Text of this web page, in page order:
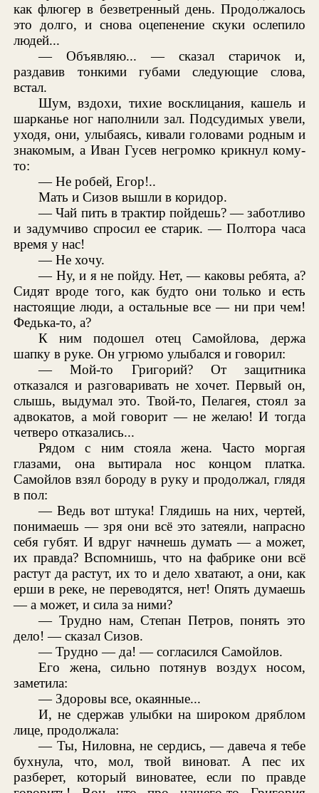
как флюгер в безветренный день. Продолжалось
это долго, и снова оцепенение скуки ослепило
людей...
— Объявляю... — сказал старичок и,
раздавив тонкими губами следующие слова,
встал.
Шум, вздохи, тихие восклицания, кашель и
шарканье ног наполнили зал. Подсудимых увели,
уходя, они, улыбаясь, кивали головами родным и
знакомым, а Иван Гусев негромко крикнул кому-
то:
— Не робей, Егор!..
Мать и Сизов вышли в коридор.
— Чай пить в трактир пойдешь? — заботливо
и задумчиво спросил ее старик. — Полтора часа
время у нас!
— Не хочу.
— Ну, и я не пойду. Нет, — каковы ребята, а?
Сидят вроде того, как будто они только и есть
настоящие люди, а остальные все — ни при чем!
Федька-то, а?
К ним подошел отец Самойлова, держа
шапку в руке. Он угрюмо улыбался и говорил:
— Мой-то Григорий? От защитника
отказался и разговаривать не хочет. Первый он,
слышь, выдумал это. Твой-то, Пелагея, стоял за
адвокатов, а мой говорит — не желаю! И тогда
четверо отказались...
Рядом с ним стояла жена. Часто моргая
глазами, она вытирала нос концом платка.
Самойлов взял бороду в руку и продолжал, глядя
в пол:
— Ведь вот штука! Глядишь на них, чертей,
понимаешь — зря они всё это затеяли, напрасно
себя губят. И вдруг начнешь думать — а может,
их правда? Вспомнишь, что на фабрике они всё
растут да растут, их то и дело хватают, а они, как
ерши в реке, не переводятся, нет! Опять думаешь
— а может, и сила за ними?
— Трудно нам, Степан Петров, понять это
дело! — сказал Сизов.
— Трудно — да! — согласился Самойлов.
Его жена, сильно потянув воздух носом,
заметила:
— Здоровы все, окаянные...
И, не сдержав улыбки на широком дряблом
лице, продолжала:
— Ты, Ниловна, не сердись, — давеча я тебе
бухнула, что, мол, твой виноват. А пес их
разберет, который виноватее, если по правде